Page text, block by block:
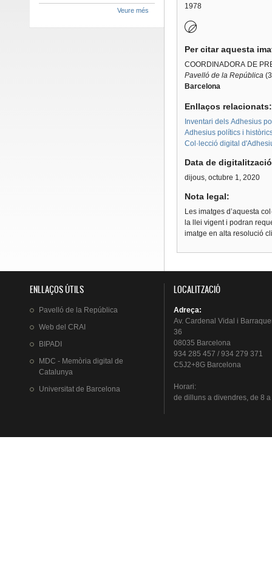
1978
Per citar aquesta
COORDINADORA DE
Pavelló de la República
Barcelona
Enllaços
Inventari dels Adhesius
Adhesius polítics i
Col·lecció digital
Data de
dijous, octubre 1, 2020
Nota legal:
Les imatges d’aquesta
la llei vigent i podran
imatge en alta resolució
Veure més
ENLLAÇOS ÚTILS
Pavelló de la República
Web del CRAI
BIPADI
MDC - Memòria digital de
Catalunya
Universitat de Barcelona
LOCALITZACIÓ
Adreça:
Av. Cardenal Vidal i
36
08035 Barcelona
934 285 457 / 934 279 371
C5J2+8G Barcelona
Horari:
de dillunsa divendres, de 8